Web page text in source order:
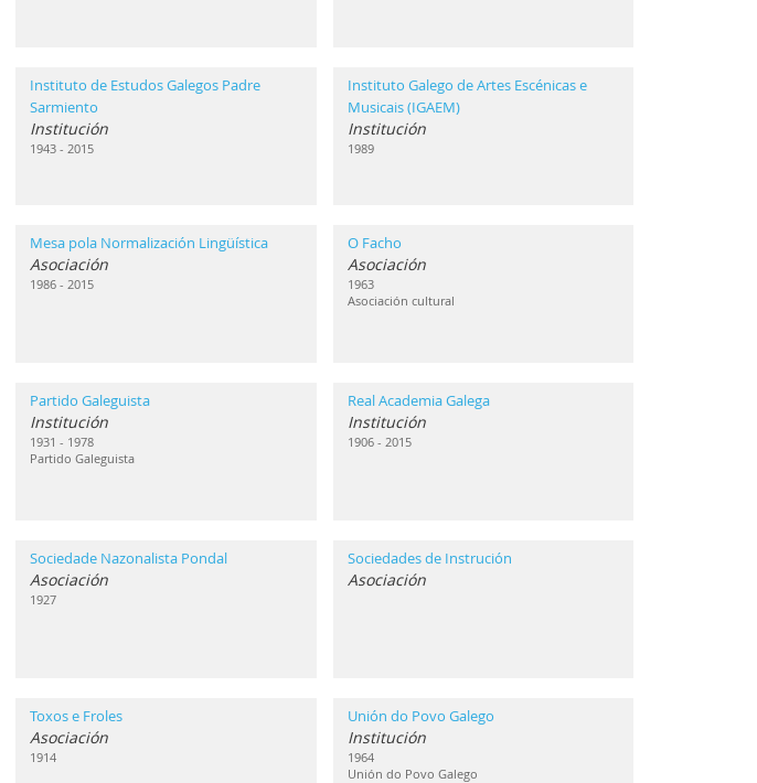
Instituto de Estudos Galegos Padre
Sarmiento
Institución
1943 - 2015
Instituto Galego de Artes Escénicas e
Musicais (IGAEM)
Institución
1989
Mesa pola Normalización Lingüística
Asociación
1986 - 2015
O Facho
Asociación
1963
Asociación cultural
Partido Galeguista
Institución
1931 - 1978
Partido Galeguista
Real Academia Galega
Institución
1906 - 2015
Sociedade Nazonalista Pondal
Asociación
1927
Sociedades de Instrución
Asociación
Toxos e Froles
Asociación
1914
Unión do Povo Galego
Institución
1964
Unión do Povo Galego